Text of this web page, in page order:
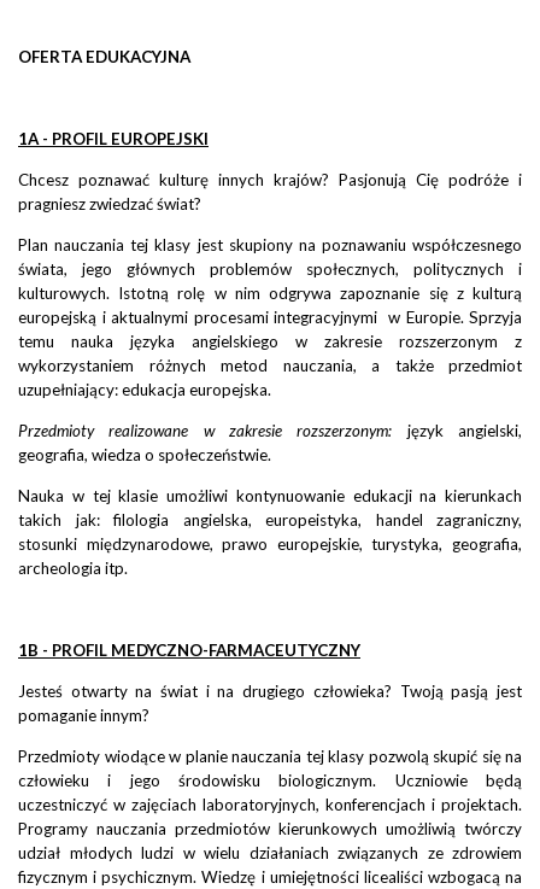
OFERTA EDUKACYJNA
1A - PROFIL EUROPEJSKI
Chcesz poznawać kulturę innych krajów? Pasjonują Cię podróże i
pragniesz zwiedzać świat?
Plan nauczania tej klasy jest skupiony na poznawaniu współczesnego
świata, jego głównych problemów społecznych, politycznych i
kulturowych. Istotną rolę w nim odgrywa zapoznanie się z kulturą
europejską i aktualnymi procesami integracyjnymi w Europie. Sprzyja
temu nauka języka angielskiego w zakresie rozszerzonym z
wykorzystaniem różnych metod nauczania, a także przedmiot
uzupełniający: edukacja europejska.
Przedmioty realizowane w zakresie rozszerzonym: język angielski,
geografia, wiedza o społeczeństwie.
Nauka w tej klasie umożliwi kontynuowanie edukacji na kierunkach
takich jak: filologia angielska, europeistyka, handel zagraniczny,
stosunki międzynarodowe, prawo europejskie, turystyka, geografia,
archeologia itp.
1B - PROFIL MEDYCZNO-FARMACEUTYCZNY
Jesteś otwarty na świat i na drugiego człowieka? Twoją pasją jest
pomaganie innym?
Przedmioty wiodące w planie nauczania tej klasy pozwolą skupić się na
człowieku i jego środowisku biologicznym. Uczniowie będą
uczestniczyć w zajęciach laboratoryjnych, konferencjach i projektach.
Programy nauczania przedmiotów kierunkowych umożliwią twórczy
udział młodych ludzi w wielu działaniach związanych ze zdrowiem
fizycznym i psychicznym. Wiedzę i umiejętności licealiści wzbogacą na